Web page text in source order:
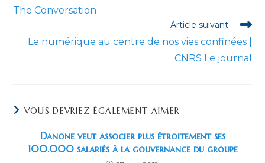
The Conversation
Article suivant
Le numérique au centre de nos vies confinées |
CNRS Le journal
VOUS DEVRIEZ ÉGALEMENT AIMER
Danone veut associer plus étroitement ses
100.000 salariés à la gouvernance du groupe